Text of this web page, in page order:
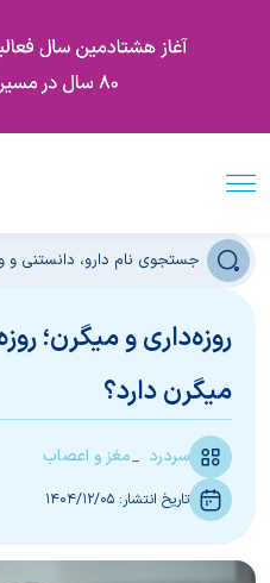
روزه‌داری و میگرن؛
میگرن دارد؟
سردرد مغز و اعصاب
تاریخ انتشار: